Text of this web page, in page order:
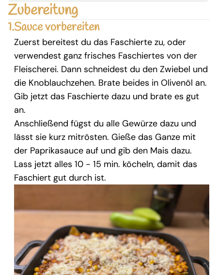
Zubereitung
1.Sauce vorbereiten
Zuerst bereitest du das Faschierte zu, oder
verwendest ganz frisches Faschiertes von der
Fleischerei. Dann schneidest du den Zwiebel und
die Knoblauchzehen. Brate beides in Olivenöl an.
Gib jetzt das Faschierte dazu und brate es gut
an.
Anschließend fügst du alle Gewürze dazu und
lässt sie kurz mitrösten. Gieße das Ganze mit
der Paprikasauce auf und gib den Mais dazu.
Lass jetzt alles 10 - 15 min. köcheln, damit das
Faschiert gut durch ist.